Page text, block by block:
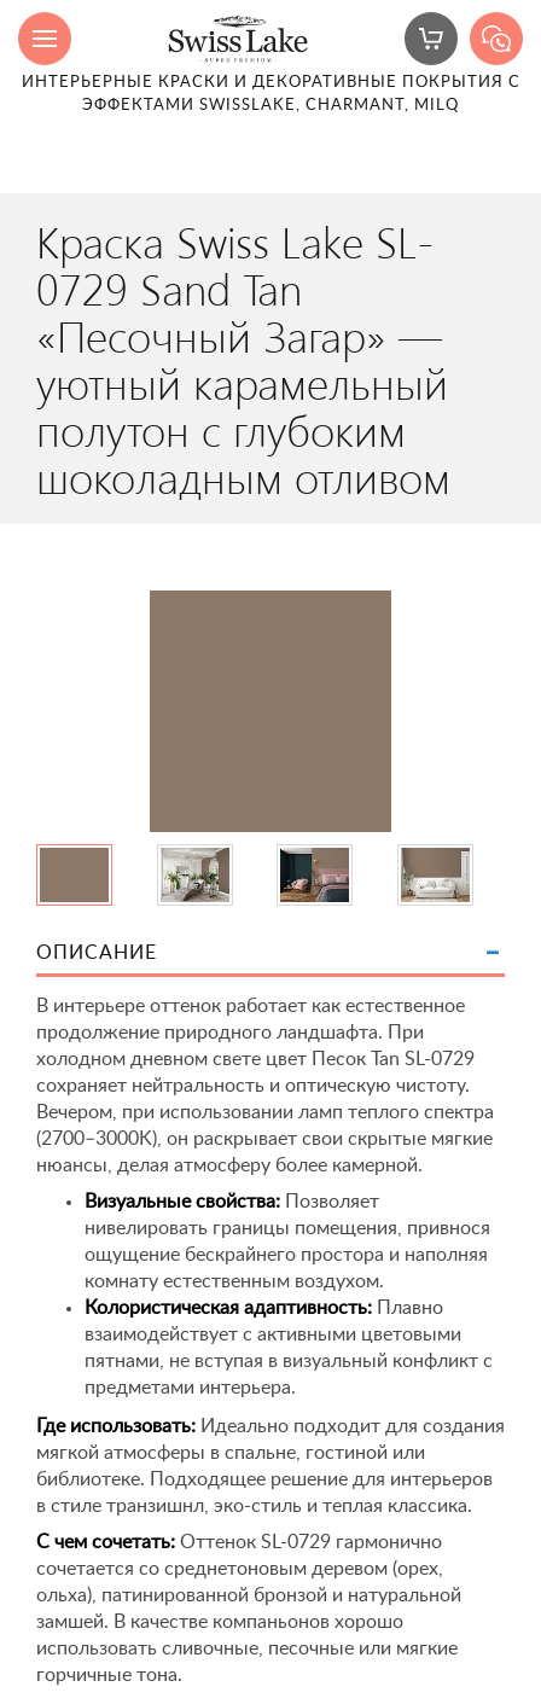
ИНТЕРЬЕРНЫЕ КРАСКИ И ДЕКОРАТИВНЫЕ ПОКРЫТИЯ С
ЭФФЕКТАМИ SWISSLAKE, CHARMANT, MILQ
Краска Swiss Lake SL-
0729 Sand Tan
«Песочный Загар» —
уютный карамельный
полутон с глубоким
шоколадным отливом
ОПИСАНИЕ
В интерьере оттенок работает как естественное
продолжение природного ландшафта. При
холодном дневном свете цвет Песок Tan SL-0729
сохраняет нейтральность и оптическую чистоту.
Вечером, при использовании ламп теплого спектра
(2700–3000K), он раскрывает свои скрытые мягкие
нюансы, делая атмосферу более камерной.
Визуальные свойства: Позволяет
нивелировать границы помещения, привнося
ощущение бескрайнего простора и наполняя
комнату естественным воздухом.
Колористическая адаптивность: Плавно
взаимодействует с активными цветовыми
пятнами, не вступая в визуальный конфликт с
предметами интерьера.
Где использовать: Идеально подходит для создания
мягкой атмосферы в спальне, гостиной или
библиотеке. Подходящее решение для интерьеров
в стиле транзишнл, эко-стиль и теплая классика.
С чем сочетать: Оттенок SL-0729 гармонично
сочетается со среднетоновым деревом (орех,
ольха), патинированной бронзой и натуральной
замшей. В качестве компаньонов хорошо
использовать сливочные, песочные или мягкие
горчичные тона.